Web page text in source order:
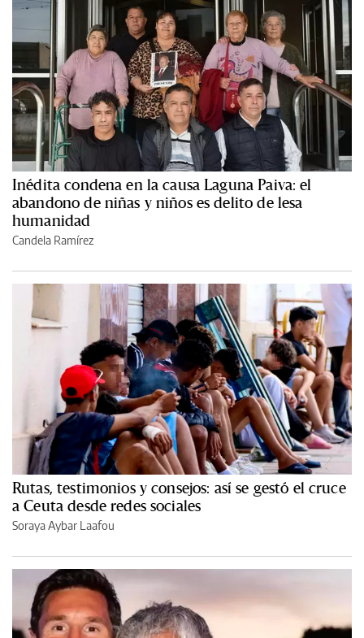
Inédita condena en la causa Laguna Paiva: el
abandono de niñas y niños es delito de lesa
humanidad
Candela Ramírez
Rutas, testimonios y consejos: así se gestó el cruce
a Ceuta desde redes sociales
Soraya Aybar Laafou